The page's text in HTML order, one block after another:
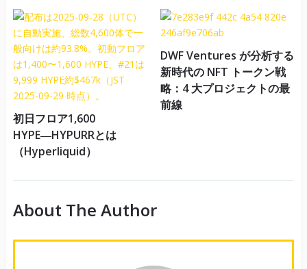
初日フロア1,600
HYPE―HYPURRとは
（Hyperliquid）
DWF Ventures が分析する
新時代の NFT トークン戦
略：4 大プロジェクトの最
前線
About The Author